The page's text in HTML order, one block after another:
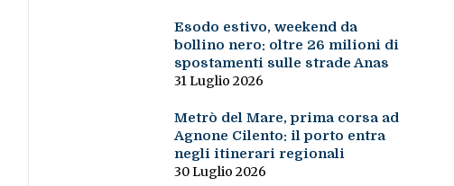
Esodo estivo, weekend da
bollino nero: oltre 26 milioni di
spostamenti sulle strade Anas
31 Luglio 2026
Metrò del Mare, prima corsa ad
Agnone Cilento: il porto entra
negli itinerari regionali
30 Luglio 2026